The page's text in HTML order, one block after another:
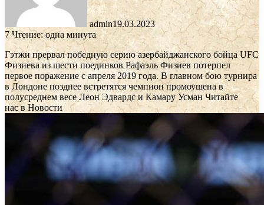
admin19.03.2023
7Чтение: одна минута
Гэтжи прервал победную серию азербайджанского бойца UFC
Физиева из шести поединковРафаэль Физиев потерпел
первое поражение с апреля 2019 года. В главном бою турнира
в Лондоне позднее встретятся чемпион промоушена в
полусреднем весе Леон Эдвардс и Камару Усман Читайте
нас в Новости